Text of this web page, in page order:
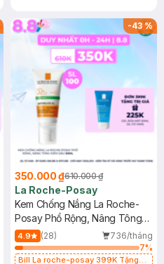
-43%
350.000 ₫610.000 ₫
La Roche-Posay
Kem Chống Nắng La Roche-
Posay Phổ Rộng, Nâng Tông
Kiềm Dầu 50ml
4.9 (28)
736/tháng
7%
Bill La roche-posay 399K Tặng